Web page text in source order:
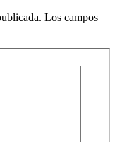
Los campos